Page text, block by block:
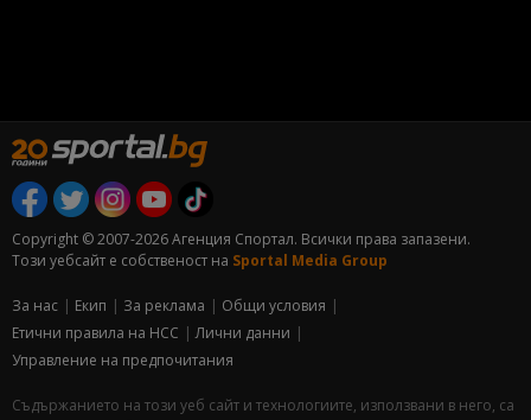
Copyright © 2007-2026 Агенция Спортал. Всички права запазени.
Този уебсайт е собственост на Sportal Media Group
За нас Екип За рекламa
Общи условия
Етични правила на НСС
Лични данни
Управление на предпочитания
Съдържанието на този уеб сайт и технологиите, използвани в него, са